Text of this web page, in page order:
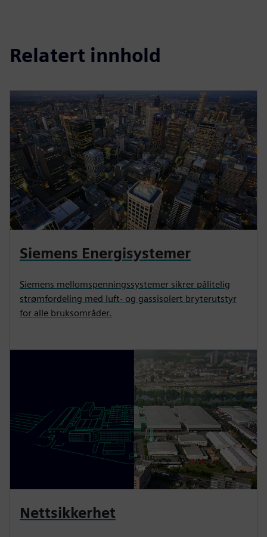
Relatert innhold
Siemens Energisystemer
Siemens mellomspenningssystemer sikrer pålitelig
strømfordeling med luft- og gassisolert bryterutstyr
for alle bruksområder.
Nettsikkerhet